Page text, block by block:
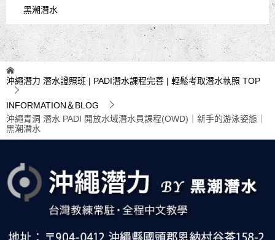
黑潮潛水
沖繩潛力 潛水證照班 | PADI潛水課程完善 | 輕鬆考取潛水執照 TOP
INFORMATION＆BLOG
沖繩青洞 潛水 PADI 開放水域潛水員課程(OWD)｜新手的游泳姿態｜
黑潮潛水